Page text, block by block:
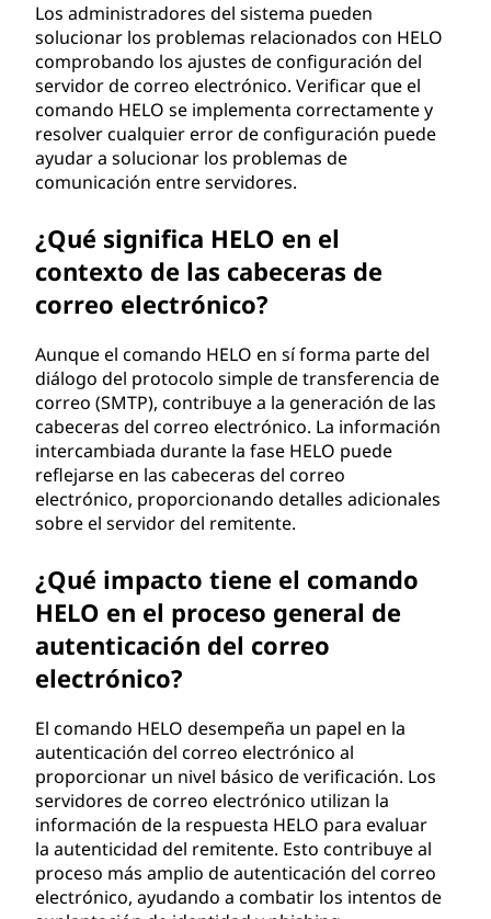
Los administradores del sistema pueden
solucionar los problemas relacionados con HELO
comprobando los ajustes de configuración del
servidor de correo electrónico. Verificar que el
comando HELO se implementa correctamente y
resolver cualquier error de configuración puede
ayudar a solucionar los problemas de
comunicación entre servidores.
¿Qué significa HELO en el
contexto de las cabeceras de
correo electrónico?
Aunque el comando HELO en sí forma parte del
diálogo del protocolo simple de transferencia de
correo (SMTP), contribuye a la generación de las
cabeceras del correo electrónico. La información
intercambiada durante la fase HELO puede
reflejarse en las cabeceras del correo
electrónico, proporcionando detalles adicionales
sobre el servidor del remitente.
¿Qué impacto tiene el comando
HELO en el proceso general de
autenticación del correo
electrónico?
El comando HELO desempeña un papel en la
autenticación del correo electrónico al
proporcionar un nivel básico de verificación. Los
servidores de correo electrónico utilizan la
información de la respuesta HELO para evaluar
la autenticidad del remitente. Esto contribuye al
proceso más amplio de autenticación del correo
electrónico, ayudando a combatir los intentos de